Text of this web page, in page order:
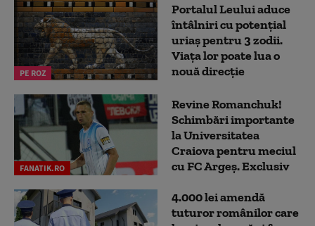
PE ROZ
Portalul Leului aduce
întâlniri cu potențial
uriaș pentru 3 zodii.
Viața lor poate lua o
nouă direcție
FANATIK.RO
Revine Romanchuk!
Schimbări importante
la Universitatea
Craiova pentru meciul
cu FC Argeş. Exclusiv
4.000 lei amendă
tuturor românilor care